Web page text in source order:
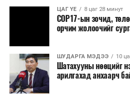
ЦАГ ҮЕ 8 цаг 28 минут
COP17-ын зочид,
орчим жолоочийг
ШУДАРГА МЭДЭЭ 10
Шатахууны нөөцийг
арилгахад анхаарч